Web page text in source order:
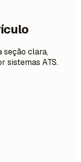
seção clara,
sistemas ATS.